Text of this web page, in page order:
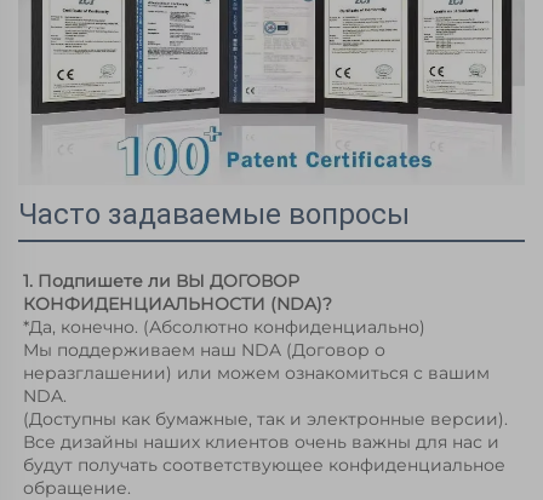
Часто задаваемые вопросы
1. Подпишете ли ВЫ ДОГОВОР
КОНФИДЕНЦИАЛЬНОСТИ (NDA)?
*Да, конечно. (Абсолютно конфиденциально)
Мы поддерживаем наш NDA (Договор о
неразглашении) или можем ознакомиться с вашим
NDA.
(Доступны как бумажные, так и электронные версии).
Все дизайны наших клиентов очень важны для нас и
будут получать соответствующее конфиденциальное
обращение.